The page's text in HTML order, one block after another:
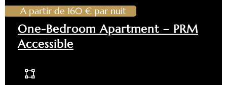
A partir de 160 € par nuit
One-Bedroom Apartment – PRM
Accessible